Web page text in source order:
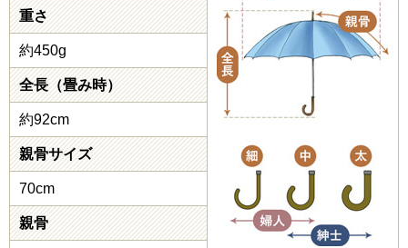
重さ
約450g
全長（畳み時）
約92cm
親骨サイズ
70cm
親骨